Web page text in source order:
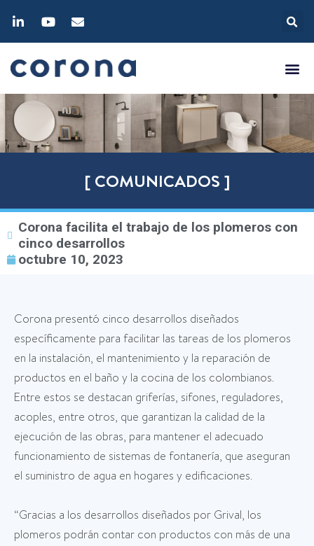
[ COMUNICADOS ]
Corona facilita el trabajo de los plomeros con
cinco desarrollos
octubre 10, 2023
Corona presentó cinco desarrollos diseñados
específicamente para facilitar las tareas de los plomeros
en la instalación, el mantenimiento y la reparación de
productos en el baño y la cocina de los colombianos.
Entre estos se destacan griferías, sifones, reguladores,
acoples, entre otros, que garantizan la calidad de la
ejecución de las obras, para mantener el adecuado
funcionamiento de sistemas de fontanería, que aseguran
el suministro de agua en hogares y edificaciones.
“Gracias a los desarrollos diseñados por Grival, los
plomeros podrán contar con productos con más de una